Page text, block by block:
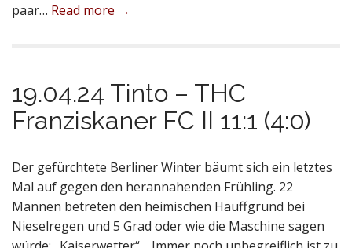
paar… Read more →
19.04.24 Tinto – THC
Franziskaner FC II 11:1 (4:0)
Der gefürchtete Berliner Winter bäumt sich ein letztes
Mal auf gegen den herannahenden Frühling. 22
Mannen betreten den heimischen Hauffgrund bei
Nieselregen und 5 Grad oder wie die Maschine sagen